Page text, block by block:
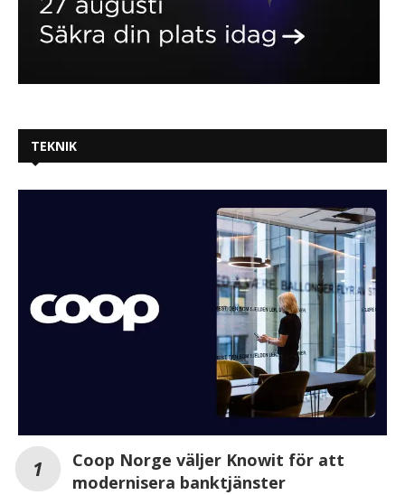
TEKNIK
Coop Norge väljer Knowit för att
modernisera banktjänster